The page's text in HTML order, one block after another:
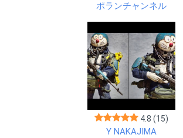
ポランチャンネル
4.8 (15)
Y NAKAJIMA